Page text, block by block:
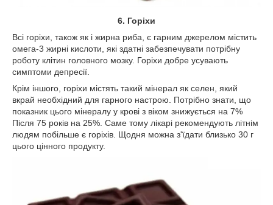
6. Горіхи
Всі горіхи, також як і жирна риба, є гарним джерелом містить
омега-3 жирні кислоти, які здатні забезпечувати потрібну
роботу клітин головного мозку. Горіхи добре усувають
симптоми депресії.
Крім іншого, горіхи містять такий мінерал як селен, який
вкрай необхідний для гарного настрою. Потрібно знати, що
показник цього мінералу у крові з віком знижується на 7%
Після 75 років на 25%. Саме тому лікарі рекомендують літнім
людям побільше є горіхів. Щодня можна з'їдати близько 30 г
цього цінного продукту.